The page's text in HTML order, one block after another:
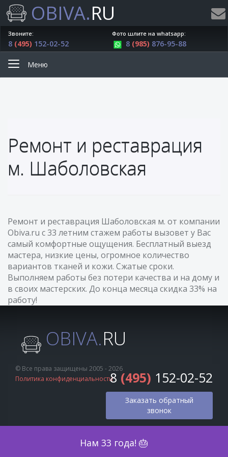
OBIVA.RU
Нам 33 года! 🎂
Звоните:
8 (495) 152-02-52
Фото шлите на whatsapp:
8 (985) 876-95-88
Меню
Ремонт и реставрация
м. Шаболовская
Ремонт и реставрация Шаболовская м. от компании
Obiva.ru с 33 летним стажем работы вызовет у Вас
самый комфортные ощущения. Бесплатный выезд
мастера, низкие цены, огромное количество
вариантов тканей и кожи. Сжатые сроки.
Выполняем работы без потери качества и на дому и
в своих мастерских. До конца месяца скидка 33% на
работу!
OBIVA.RU
© Все права защищены 2005 - 2026
Политика конфиденциальности8 (495) 152-02-52
Заказать обратный
звонок